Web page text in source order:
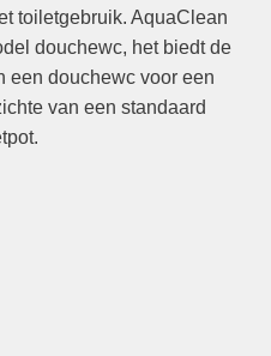
toiletgebruik. AquaClean
douchewc, het biedt de
een douchewc voor een
van een standaard